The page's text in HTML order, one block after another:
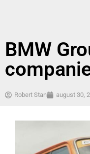
BMW
Robert Stan august 30,